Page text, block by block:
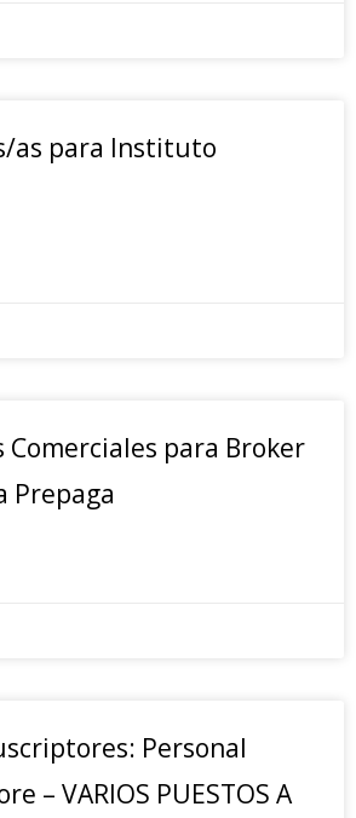
as para Instituto
Comerciales para Broker
Prepaga
Personal
– VARIOS PUESTOS A